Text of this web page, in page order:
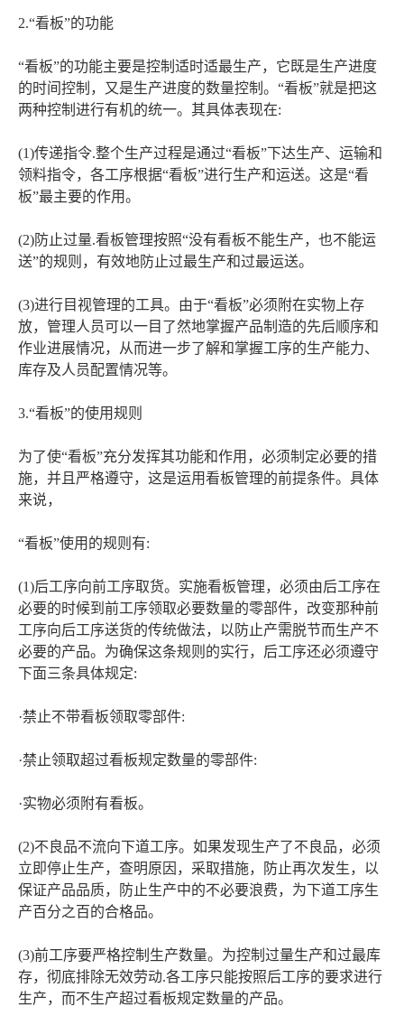
2.“看板”的功能
“看板”的功能主要是控制适时适最生产，它既是生产进度
的时间控制，又是生产进度的数量控制。“看板”就是把这
两种控制进行有机的统一。其具体表现在:
(1)传递指令.整个生产过程是通过“看板”下达生产、运输和
领料指令，各工序根据“看板”进行生产和运送。这是“看
板”最主要的作用。
(2)防止过量.看板管理按照“没有看板不能生产，也不能运
送”的规则，有效地防止过最生产和过最运送。
(3)进行目视管理的工具。由于“看板”必须附在实物上存
放，管理人员可以一目了然地掌握产品制造的先后顺序和
作业进展情况，从而进一步了解和掌握工序的生产能力、
库存及人员配置情况等。
3.“看板”的使用规则
为了使“看板”充分发挥其功能和作用，必须制定必要的措
施，并且严格遵守，这是运用看板管理的前提条件。具体
来说，
“看板”使用的规则有:
(1)后工序向前工序取货。实施看板管理，必须由后工序在
必要的时候到前工序领取必要数量的零部件，改变那种前
工序向后工序送货的传统做法，以防止产需脱节而生产不
必要的产品。为确保这条规则的实行，后工序还必须遵守
下面三条具体规定:
·禁止不带看板领取零部件:
·禁止领取超过看板规定数量的零部件:
·实物必须附有看板。
(2)不良品不流向下道工序。如果发现生产了不良品，必须
立即停止生产，查明原因，采取措施，防止再次发生，以
保证产品品质，防止生产中的不必要浪费，为下道工序生
产百分之百的合格品。
(3)前工序要严格控制生产数量。为控制过量生产和过最库
存，彻底排除无效劳动.各工序只能按照后工序的要求进行
生产，而不生产超过看板规定数量的产品。